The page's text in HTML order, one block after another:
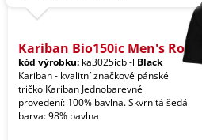
Kariban Bio150ic Men's Ro
kód výrobku: ka3025icbl-l Black
Kariban - kvalitní značkové pánské
tričko Kariban Jednobarevné
provedení: 100% bavlna. Skvrnitá šedá
barva: 98% bavlna